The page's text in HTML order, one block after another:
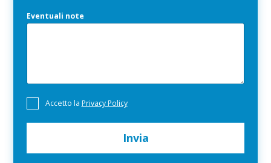
Eventuali note
P
r
y
Accetto la Privacy Policy
Invia